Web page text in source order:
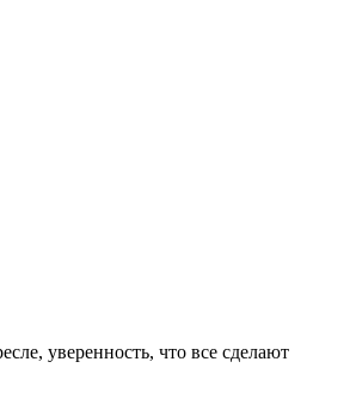
уверенность, что все сделают